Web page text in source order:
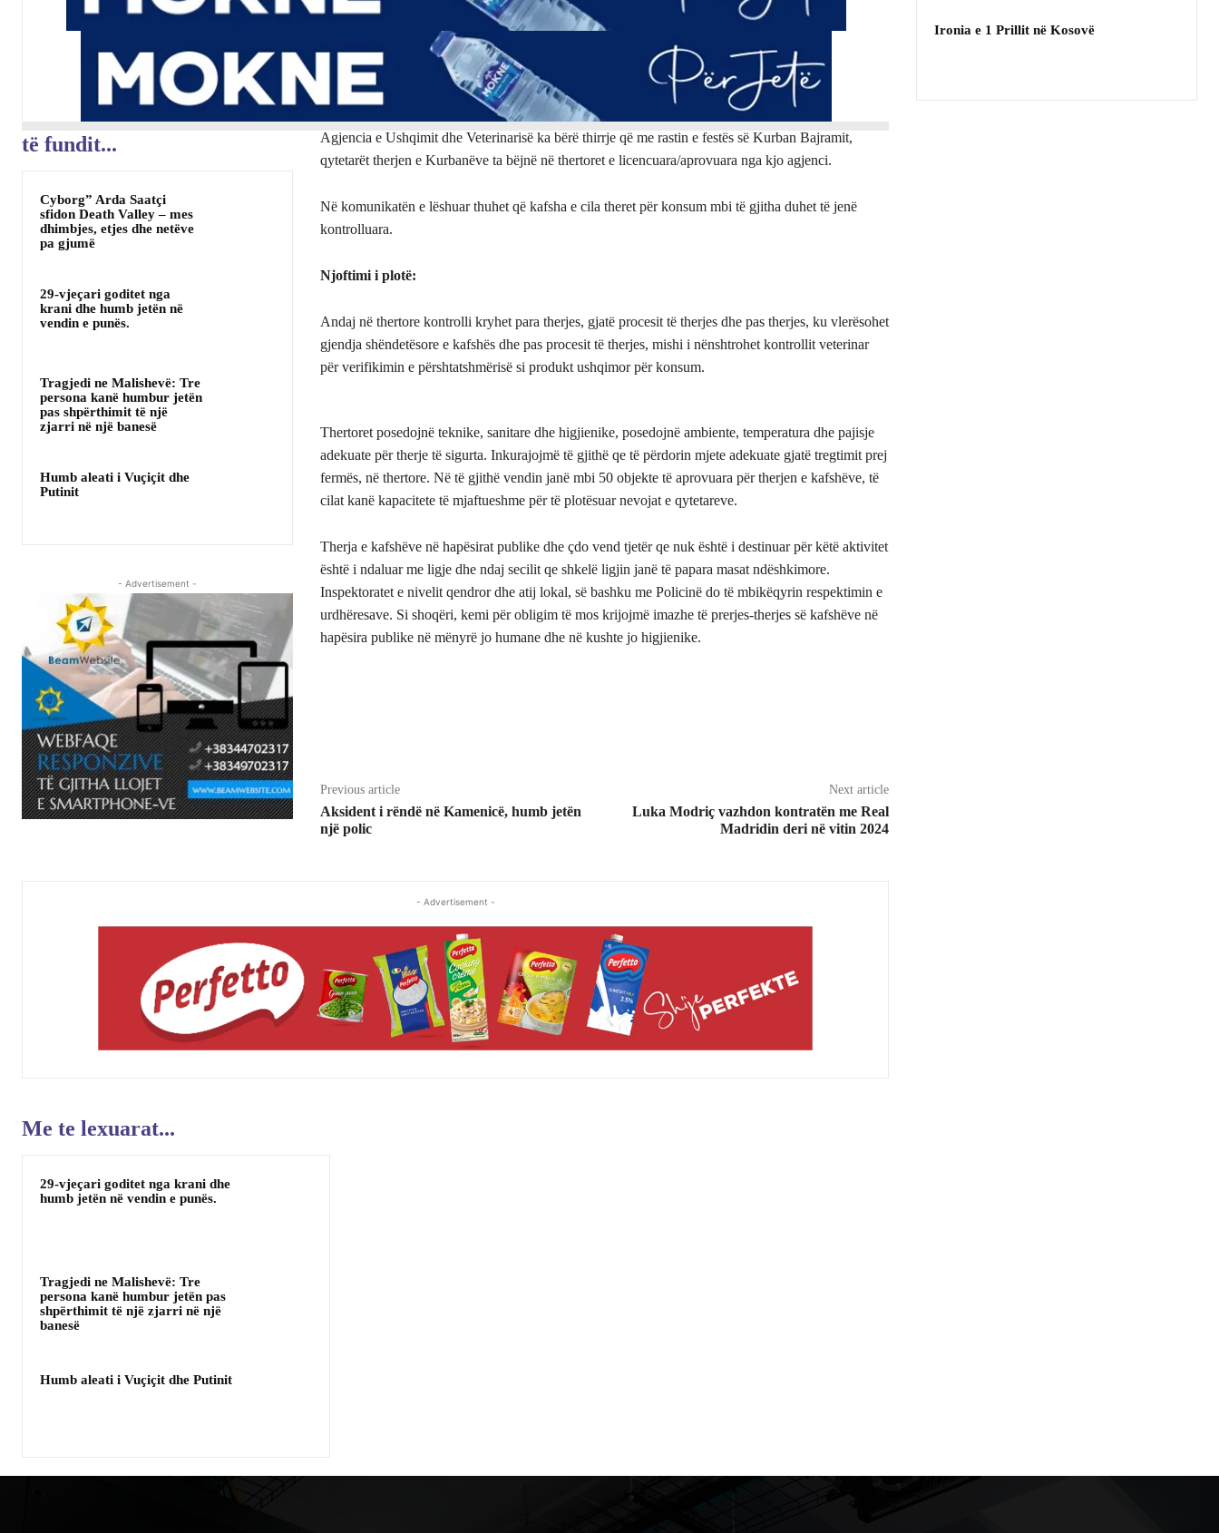
të fundit...
Cyborg” Arda Saatçi
sfidon Death Valley – mes
dhimbjes, etjes dhe netëve
pa gjumë
29-vjeçari goditet nga
krani dhe humb jetën në
vendin e punës.
Tragjedi ne Malishevë: Tre
persona kanë humbur jetën
pas shpërthimit të një
zjarri në një banesë
Humb aleati i Vuçiçit dhe
Putinit
- Advertisement -
Agjencia e Ushqimit dhe Veterinarisë ka bërë thirrje që me rastin e festës së Kurban Bajramit,
qytetarët therjen e Kurbanëve ta bëjnë në thertoret e licencuara/aprovuara nga kjo agjenci.
Në komunikatën e lëshuar thuhet që kafsha e cila theret për konsum mbi të gjitha duhet të jenë
kontrolluara.
Njoftimi i plotë:
Andaj në thertore kontrolli kryhet para therjes, gjatë procesit të therjes dhe pas therjes, ku vlerësohet
gjendja shëndetësore e kafshës dhe pas procesit të therjes, mishi i nënshtrohet kontrollit veterinar
për verifikimin e përshtatshmërisë si produkt ushqimor për konsum.
Thertoret posedojnë teknike, sanitare dhe higjienike, posedojnë ambiente, temperatura dhe pajisje
adekuate për therje të sigurta. Inkurajojmë të gjithë qe të përdorin mjete adekuate gjatë tregtimit prej
fermës, në thertore. Në të gjithë vendin janë mbi 50 objekte të aprovuara për therjen e kafshëve, të
cilat kanë kapacitete të mjaftueshme për të plotësuar nevojat e qytetareve.
Therja e kafshëve në hapësirat publike dhe çdo vend tjetër qe nuk është i destinuar për këtë aktivitet
është i ndaluar me ligje dhe ndaj secilit qe shkelë ligjin janë të papara masat ndëshkimore.
Inspektoratet e nivelit qendror dhe atij lokal, së bashku me Policinë do të mbikëqyrin respektimin e
urdhëresave. Si shoqëri, kemi për obligim të mos krijojmë imazhe të prerjes-therjes së kafshëve në
hapësira publike në mënyrë jo humane dhe në kushte jo higjienike.
Previous article
Aksident i rëndë në Kamenicë, humb jetën
një polic
Next article
Luka Modriç vazhdon kontratën me Real
Madridin deri në vitin 2024
- Advertisement -
Me te lexuarat...
29-vjeçari goditet nga krani dhe
humb jetën në vendin e punës.
Tragjedi ne Malishevë: Tre
persona kanë humbur jetën pas
shpërthimit të një zjarri në një
banesë
Humb aleati i Vuçiçit dhe Putinit
Ironia e 1 Prillit në Kosovë